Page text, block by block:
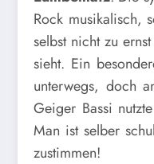
Rock musikalisch,
selbst nicht zu
sieht. Ein
unterwegs, doch
Geiger Bassi
Man ist selber
zustimmen!